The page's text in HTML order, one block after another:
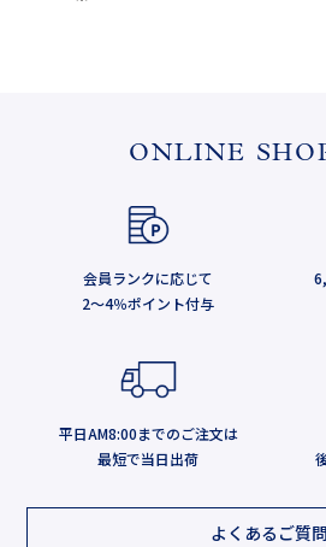
ONLINE
会員ランクに応じて
2～4％ポイント付与
平日AM8:00までのご注文は
最短で当日出荷
よくあるご質問